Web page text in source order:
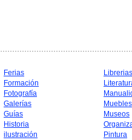
Ferias
Formación
Fotografía
Galerías
Guías
Historia
ilustración
Librerias
Muebles
Museos
Pintura